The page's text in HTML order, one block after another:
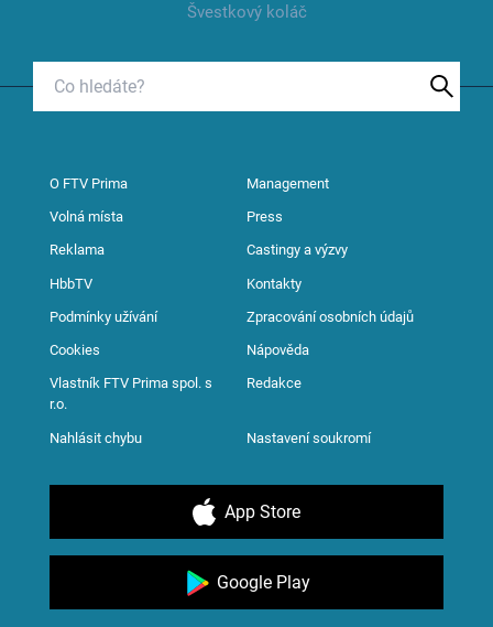
Švestkový koláč
O FTV Prima Management
Volná místa Press
Reklama Castingy a výzvy
HbbTV Kontakty
Podmínky užívání Zpracování osobních údajů
Cookies Nápověda
Vlastník FTV Prima spol. s
r.o.
Redakce
Nahlásit chybu Nastavení soukromí
App Store
Google Play